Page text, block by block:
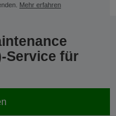
Mehr erfahren
Service für